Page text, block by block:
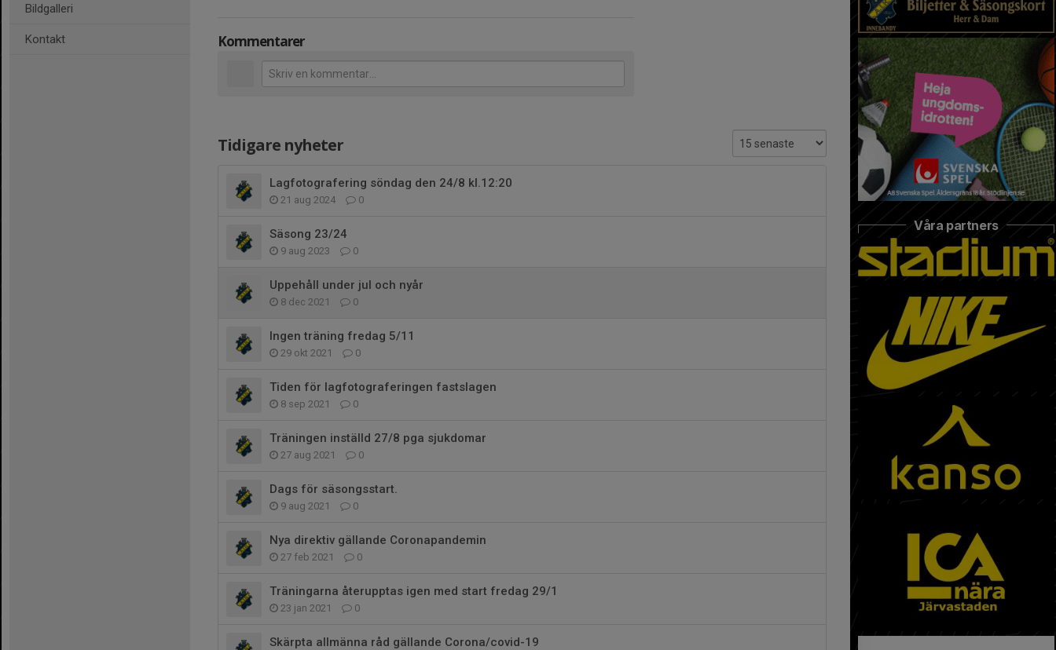
Bildgalleri
Kontakt Kommentarer
Tidigare nyheter
Lagfotografering söndag den 24/8 kl.12:20
21 aug 2024 0
Säsong 23/24
9 aug 2023 0
Uppehåll under jul och nyår
8 dec 2021 0
Ingen träning fredag 5/11
29 okt 2021 0
Tiden för lagfotograferingen fastslagen
8 sep 2021 0
Träningen inställd 27/8 pga sjukdomar
27 aug 2021 0
Dags för säsongsstart.
9 aug 2021 0
Nya direktiv gällande Coronapandemin
27 feb 2021 0
Träningarna återupptas igen med start fredag 29/1
23 jan 2021 0
Skärpta allmänna råd gällande Corona/covid-19
Våra partners